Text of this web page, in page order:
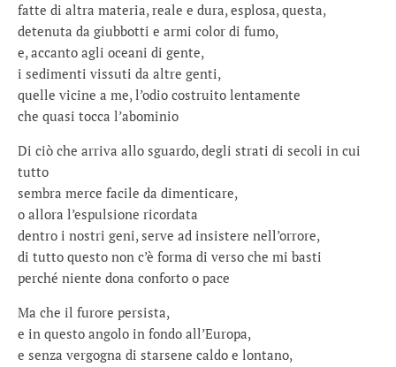
fatte di altra materia, reale e dura, esplosa, questa,
detenuta da giubbotti e armi color di fumo,
e, accanto agli oceani di gente,
i sedimenti vissuti da altre genti,
quelle vicine a me, l’odio costruito lentamente
che quasi tocca l’abominio
Di ciò che arriva allo sguardo, degli strati di secoli in cui
tutto
sembra merce facile da dimenticare,
o allora l’espulsione ricordata
dentro i nostri geni, serve ad insistere nell’orrore,
di tutto questo non c’è forma di verso che mi basti
perché niente dona conforto o pace
Ma che il furore persista,
e in questo angolo in fondo all’Europa,
e senza vergogna di starsene caldo e lontano,